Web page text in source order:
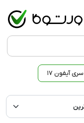
سری آیفون ۱۷